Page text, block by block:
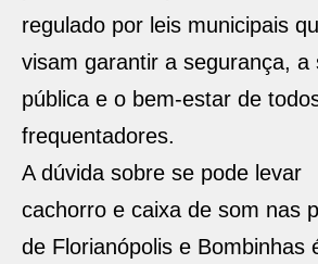
regulado por leis municipais
visam garantir a segurança, a
pública e o bem-estar de
frequentadores.
A dúvida sobre se pode levar
cachorro e caixa de som nas
de Florianópolis e Bombinhas